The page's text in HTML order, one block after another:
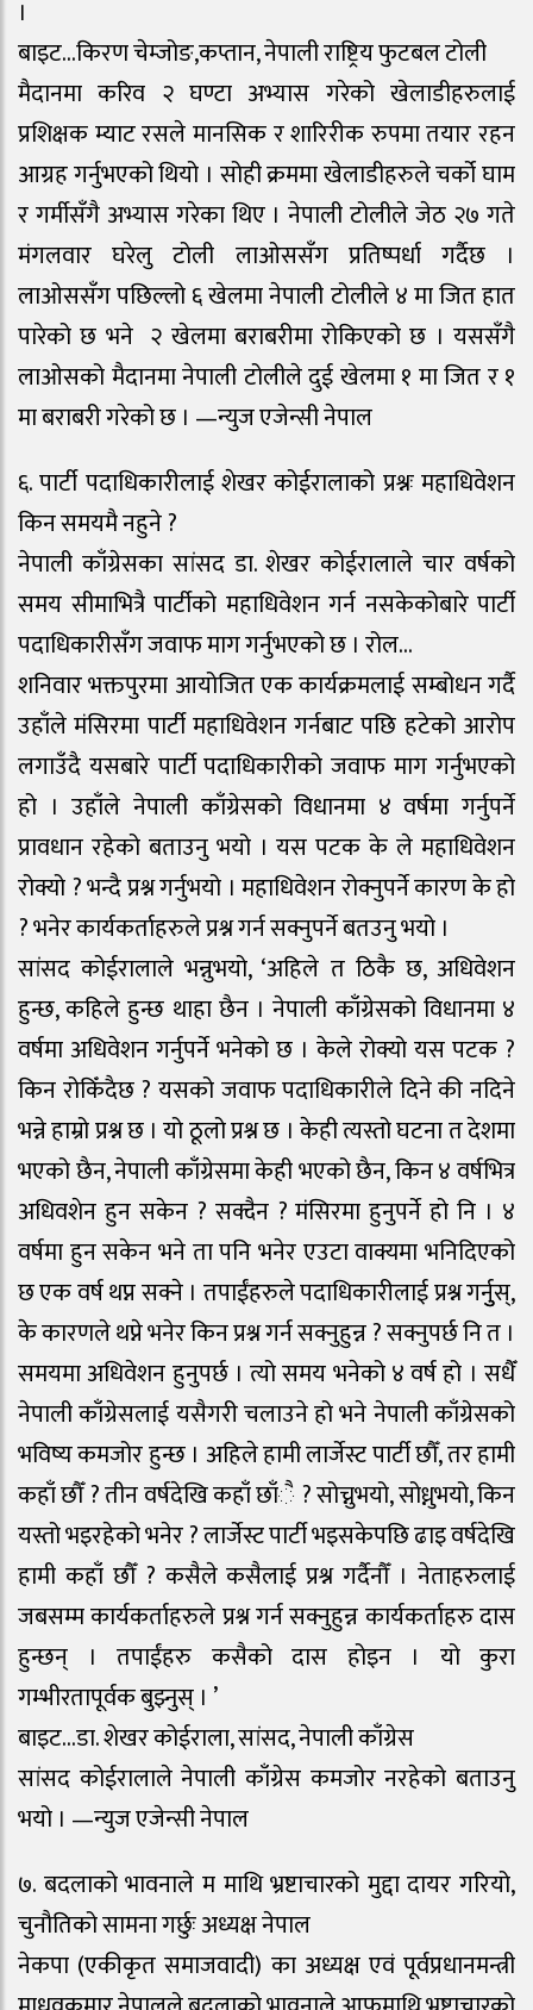
।
बाइट…किरण चेम्जोङ,कप्तान, नेपाली राष्ट्रिय फुटबल टोली
मैदानमा करिव २ घण्टा अभ्यास गरेको खेलाडीहरुलाई
प्रशिक्षक म्याट रसले मानसिक र शारिरीक रुपमा तयार रहन
आग्रह गर्नुभएको थियो । सोही क्रममा खेलाडीहरुले चर्को घाम
र गर्मीसँगै अभ्यास गरेका थिए । नेपाली टोलीले जेठ २७ गते
मंगलवार घरेलु टोली लाओससँग प्रतिष्पर्धा गर्दैछ ।
लाओससँग पछिल्लो ६ खेलमा नेपाली टोलीले ४ मा जित हात
पारेको छ भने २ खेलमा बराबरीमा रोकिएको छ । यससँगै
लाओसको मैदानमा नेपाली टोलीले दुई खेलमा १ मा जित र १
मा बराबरी गरेको छ । —न्युज एजेन्सी नेपाल
६. पार्टी पदाधिकारीलाई शेखर कोईरालाको प्रश्नः महाधिवेशन
किन समयमै नहुने ?
नेपाली काँग्रेसका सांसद डा. शेखर कोईरालाले चार वर्षको
समय सीमाभित्रै पार्टीको महाधिवेशन गर्न नसकेकोबारे पार्टी
पदाधिकारीसँग जवाफ माग गर्नुभएको छ । रोल…
शनिवार भक्तपुरमा आयोजित एक कार्यक्रमलाई सम्बोधन गर्दै
उहाँले मंसिरमा पार्टी महाधिवेशन गर्नबाट पछि हटेको आरोप
लगाउँदै यसबारे पार्टी पदाधिकारीको जवाफ माग गर्नुभएको
हो । उहाँले नेपाली काँग्रेसको विधानमा ४ वर्षमा गर्नुपर्ने
प्रावधान रहेको बताउनु भयो । यस पटक के ले महाधिवेशन
रोक्यो ? भन्दै प्रश्न गर्नुभयो । महाधिवेशन रोक्नुपर्ने कारण के हो
? भनेर कार्यकर्ताहरुले प्रश्न गर्न सक्नुपर्ने बतउनु भयो ।
सांसद कोईरालाले भन्नुभयो, ‘अहिले त ठिकै छ, अधिवेशन
हुन्छ, कहिले हुन्छ थाहा छैन । नेपाली काँग्रेसको विधानमा ४
वर्षमा अधिवेशन गर्नुपर्ने भनेको छ । केले रोक्यो यस पटक ?
किन रोकिँदैछ ? यसको जवाफ पदाधिकारीले दिने की नदिने
भन्ने हाम्रो प्रश्न छ । यो ठूलो प्रश्न छ । केही त्यस्तो घटना त देशमा
भएको छैन, नेपाली काँग्रेसमा केही भएको छैन, किन ४ वर्षभित्र
अधिवशेन हुन सकेन ? सक्दैन ? मंसिरमा हुनुपर्ने हो नि । ४
वर्षमा हुन सकेन भने ता पनि भनेर एउटा वाक्यमा भनिदिएको
छ एक वर्ष थप्न सक्ने । तपाईंहरुले पदाधिकारीलाई प्रश्न गर्नुुस्,
के कारणले थप्ने भनेर किन प्रश्न गर्न सक्नुहुन्न ? सक्नुपर्छ नि त ।
समयमा अधिवेशन हुनुपर्छ । त्यो समय भनेको ४ वर्ष हो । सधैँ
नेपाली काँग्रेसलाई यसैगरी चलाउने हो भने नेपाली काँग्रेसको
भविष्य कमजोर हुन्छ । अहिले हामी लार्जेस्ट पार्टी छौँ, तर हामी
कहाँ छौँ ? तीन वर्षदेखि कहाँ छाँै ? सोच्नुभयो, सोध्नुभयो, किन
यस्तो भइरहेको भनेर ? लार्जेस्ट पार्टी भइसकेपछि ढाइ वर्षदेखि
हामी कहाँ छौँ ? कसैले कसैलाई प्रश्न गर्दैनौँ । नेताहरुलाई
जबसम्म कार्यकर्ताहरुले प्रश्न गर्न सक्नुहुन्न कार्यकर्ताहरु दास
हुन्छन् । तपाईंहरु कसैको दास होइन । यो कुरा
गम्भीरतापूर्वक बुझ्नुस् । ’
बाइट…डा. शेखर कोईराला, सांसद, नेपाली काँग्रेस
सांसद कोईरालाले नेपाली काँग्रेस कमजोर नरहेको बताउनु
भयो । —न्युज एजेन्सी नेपाल
७. बदलाको भावनाले म माथि भ्रष्टाचारको मुद्दा दायर गरियो,
चुनौतिको सामना गर्छुः अध्यक्ष नेपाल
नेकपा (एकीकृत समाजवादी) का अध्यक्ष एवं पूर्वप्रधानमन्त्री